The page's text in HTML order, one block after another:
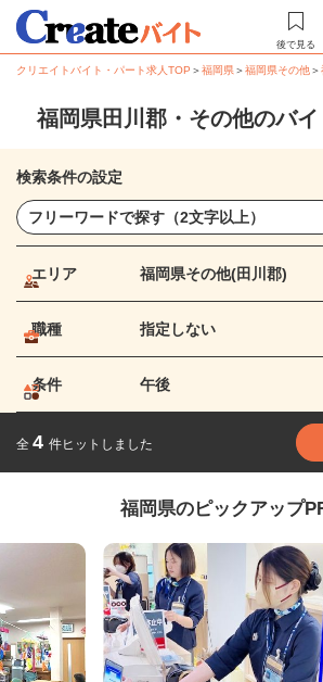
後で見る
クリエイトバイト・パート求人TOP ＞福岡県＞福岡県その他＞
福岡県田川郡・その他のバ
検索条件の設定
エリア 福岡県その他(田川郡)
職種 指定しない
条件 午後
全 4 件ヒットしました
福岡県のピックアップ